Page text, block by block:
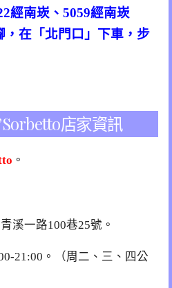
經南崁、5059經南崁
，在「北門口」下車，步
店家資訊
。
溪一路100巷25號 。
21:00。（周二、三、四公